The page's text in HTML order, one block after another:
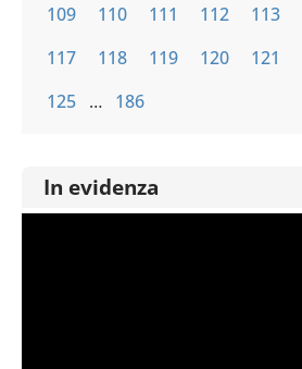
109
110 111 112 113
117
118 119 120 121
125 … 186
In evidenza